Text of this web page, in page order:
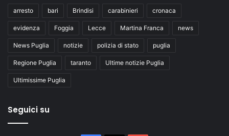
arresto bari Brindisi carabinieri cronaca
evidenza Foggia Lecce Martina Franca news
News Puglia notizie polizia di stato puglia
Regione Puglia taranto Ultime notizie Puglia
Ultimissime Puglia
Seguici su